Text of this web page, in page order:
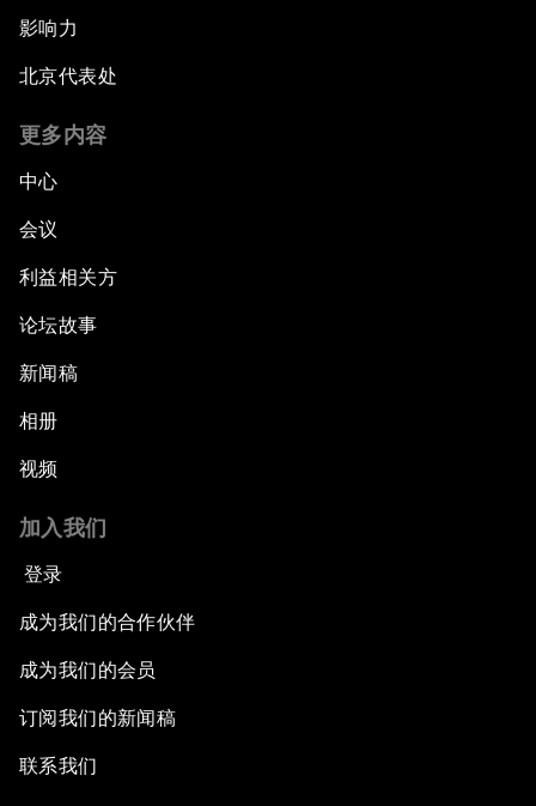
影响力
北京代表处
更多内容
中心
会议
利益相关方
论坛故事
新闻稿
相册
视频
加入我们
登录
成为我们的合作伙伴
成为我们的会员
订阅我们的新闻稿
联系我们